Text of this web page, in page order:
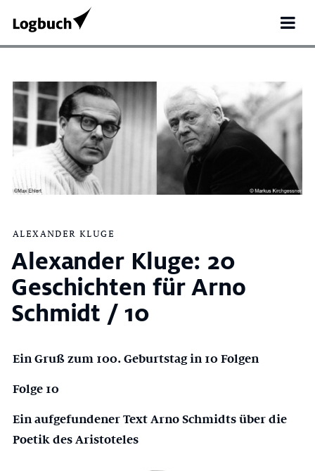
Search
ALEXANDER KLUGE
Alexander Kluge: 20
Geschichten für Arno
Schmidt / 10
Ein Gruß zum 100. Geburtstag in 10 Folgen
Folge 10
Ein aufgefundener Text Arno Schmidts über die
Poetik des Aristoteles